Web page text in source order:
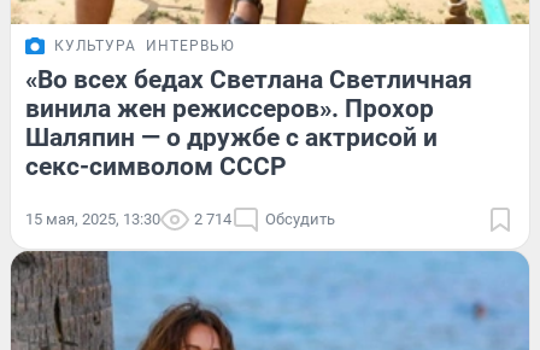
КУЛЬТУРА ИНТЕРВЬЮ
«Во всех бедах Светлана Светличная
винила жен режиссеров». Прохор
Шаляпин — о дружбе с актрисой и
секс-символом СССР
15 мая, 2025, 13:30 2 714 Обсудить